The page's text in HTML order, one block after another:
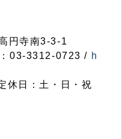
円寺南3-3-1
03-3312-0723 / h
休日：土・日・祝